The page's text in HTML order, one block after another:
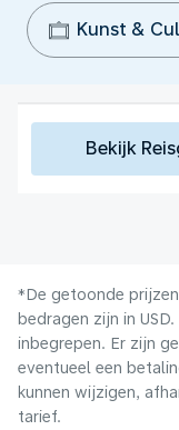
Kunst &
Bekijk
*De getoonde
bedragen zijn in
inbegrepen. Er zijn
eventueel een
kunnen wijzigen,
tarief.